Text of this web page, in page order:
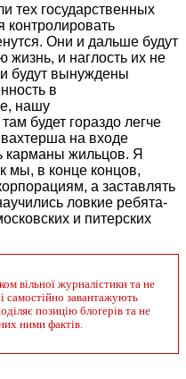
тех государственных
контролировать
Они и дальше будут
жизнь, и наглость их не
будут вынуждены
в
нашу
будет гораздо легче
на входе
карманы жильцов. Я
мы, в конце концов,
а заставлять
ловкие ребята-
и питерских
вільної журналістики та не
самостійно завантажують
позицію блогерів та не
ними фактів.